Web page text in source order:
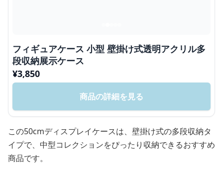
フィギュアケース 小型 壁掛け式透明アクリル多
段収納展示ケース
¥3,850
商品の詳細を見る
この50cmディスプレイケースは、壁掛け式の多段収納タ
イプで、中型コレクションをぴったり収納できるおすすめ
商品です。